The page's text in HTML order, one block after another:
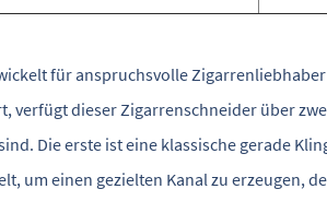
für anspruchsvolle Zigarrenliebhaber
verfügt dieser Zigarrenschneider über
Die erste ist eine klassische gerade
um einen gezielten Kanal zu erzeugen,